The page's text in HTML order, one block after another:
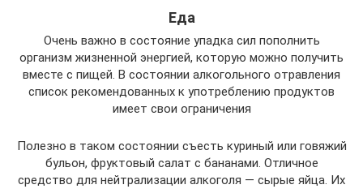
Еда
Очень важно в состояние упадка сил пополнить
организм жизненной энергией, которую можно получить
вместе с пищей. В состоянии алкогольного отравления
список рекомендованных к употреблению продуктов
имеет свои ограничения
Полезно в таком состоянии съесть куриный или говяжий
бульон, фруктовый салат с бананами. Отличное
средство для нейтрализации алкоголя — сырые яйца. Их